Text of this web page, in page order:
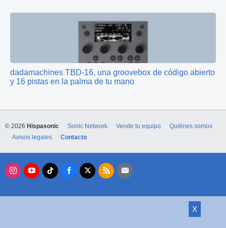
dadamachines TBD‑16, una groovebox de código abierto
y 16 pistas en la palma de tu mano
X
© 2026 Hispasonic Sonic Network Vende tu equipo
Quiénes somos
Avisos legales
Contacto